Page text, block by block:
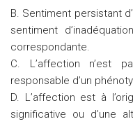
B. Sentiment persistant
sentiment
correspondante.
C. L’affection n’est
responsable d’un
D. L’affection est à
significative ou d’une